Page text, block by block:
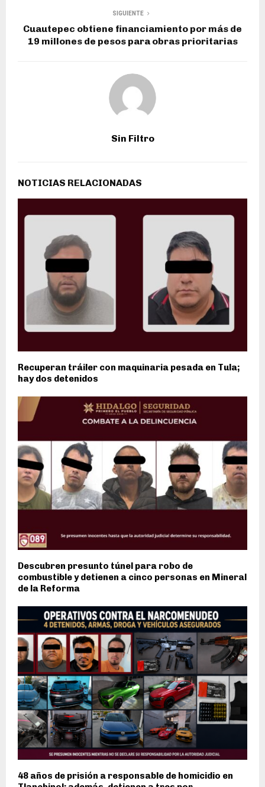
SIGUIENTE
Cuautepec obtiene financiamiento por más de
19 millones de pesos para obras prioritarias
Sin Filtro
NOTICIAS RELACIONADAS
Recuperan tráiler con maquinaria pesada en Tula;
hay dos detenidos
Descubren presunto túnel para robo de
combustible y detienen a cinco personas en Mineral
de la Reforma
48 años de prisión a responsable de homicidio en